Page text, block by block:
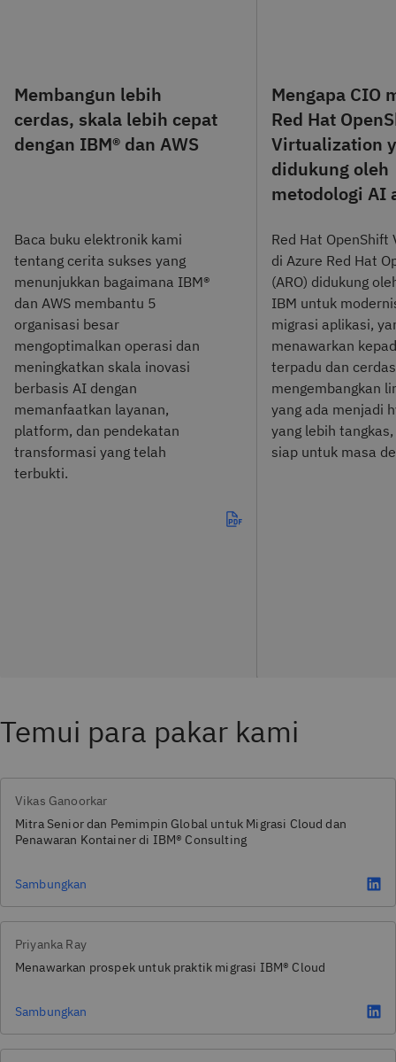
Membangun lebih
cerdas, skala lebih cepat
dengan IBM® dan AWS
Baca buku elektronik kami
tentang cerita sukses yang
menunjukkan bagaimana IBM®
dan AWS membantu 5
organisasi besar
mengoptimalkan operasi dan
meningkatkan skala inovasi
berbasis AI dengan
memanfaatkan layanan,
platform, dan pendekatan
transformasi yang telah
terbukti.
Mengapa CIO
Red Hat
Virtualization
didukung oleh
metodologi AI
Red Hat
di Azure Red Hat
(ARO) didukung
IBM untuk
migrasi aplikasi,
menawarkan
terpadu dan
mengembangkan
yang ada menjadi
yang lebih
siap untuk masa
Temui para pakar kami
Vikas Ganoorkar
Mitra Senior dan Pemimpin Global untuk Migrasi Cloud dan
Penawaran Kontainer di IBM® Consulting
Sambungkan
Priyanka Ray
Menawarkan prospek untuk praktik migrasi IBM® Cloud
Sambungkan